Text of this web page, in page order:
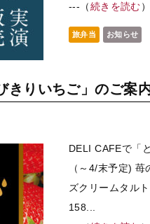
---（続きを読む
旅弁当 お知らせ
きりいちご」のご案
DELI CAFEで「
（～4/末予定)
ズクリームタル
158...